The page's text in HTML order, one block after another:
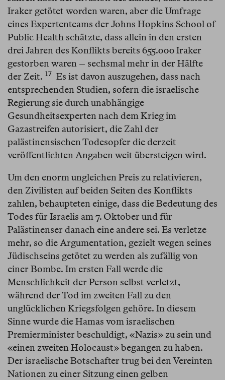
Iraker getötet worden waren, aber die Umfrage
eines Expertenteams der Johns Hopkins School of
Public Health schätzte, dass allein in den ersten
drei Jahren des Konflikts bereits 655.000 Iraker
gestorben waren – sechsmal mehr in der Hälfte
der Zeit.⁠ 17 Es ist davon auszugehen, dass nach
entsprechenden Studien, sofern die israelische
Regierung sie durch unabhängige
Gesundheitsexperten nach dem Krieg im
Gazastreifen autorisiert, die Zahl der
palästinensischen Todesopfer die derzeit
veröffentlichten Angaben weit übersteigen wird.
Um den enorm ungleichen Preis zu relativieren,
den Zivilisten auf beiden Seiten des Konflikts
zahlen, behaupteten einige, dass die Bedeutung des
Todes für Israelis am 7. Oktober und für
Palästinenser danach eine andere sei. Es verletze
mehr, so die Argumentation, gezielt wegen seines
Jüdischseins getötet zu werden als zufällig von
einer Bombe. Im ersten Fall werde die
Menschlichkeit der Person selbst verletzt,
während der Tod im zweiten Fall zu den
unglücklichen Kriegsfolgen gehöre. In diesem
Sinne wurde die Hamas vom israelischen
Premierminister beschuldigt, «Nazis» zu sein und
«einen zweiten Holocaust» begangen zu haben.
Der israelische Botschafter trug bei den Vereinten
Nationen zu einer Sitzung einen gelben